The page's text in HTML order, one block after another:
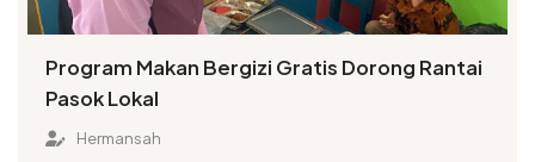
Program Makan Bergizi Gratis Dorong Rantai
Pasok Lokal
Hermansah